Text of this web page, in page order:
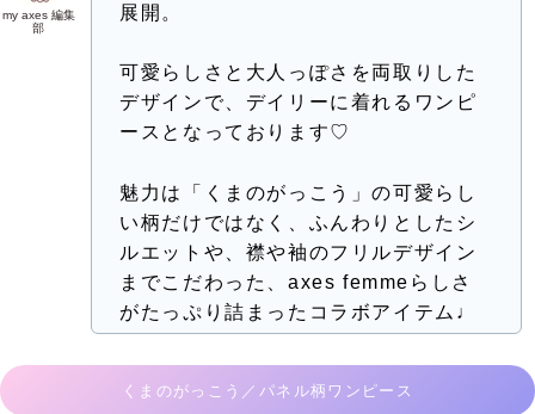
my axes 編集
部
展開。
可愛らしさと大人っぽさを両取りした
デザインで、デイリーに着れるワンピ
ースとなっております♡
魅力は「くまのがっこう」の可愛らし
い柄だけではなく、ふんわりとしたシ
ルエットや、襟や袖のフリルデザイン
までこだわった、axes femmeらしさ
がたっぷり詰まったコラボアイテム♩
くまのがっこう／パネル柄ワンピース